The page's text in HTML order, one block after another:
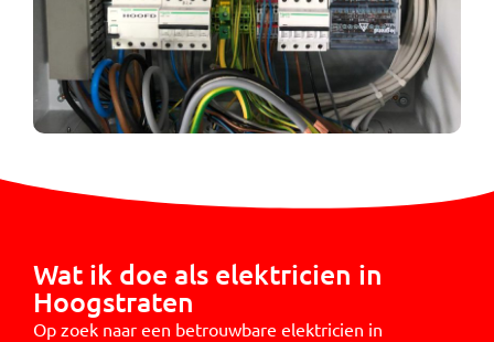
Wat ik doe als elektricien in
Hoogstraten
Op zoek naar een betrouwbare elektricien in